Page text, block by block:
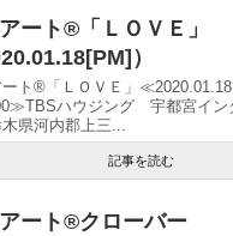
ート®「ＬＯＶＥ」
）
ト®「ＬＯＶＥ」
ハウジング 宇都宮イン
県河内郡上三...
記事を読む
ート®︎クローバー